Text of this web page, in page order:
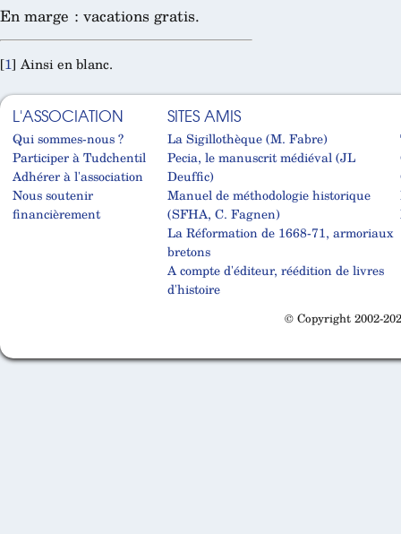
En marge : vacations gratis.
[1] Ainsi en blanc.
L'ASSOCIATION
Qui sommes-nous ?
Participer à Tudchentil
Adhérer à l'association
Nous soutenir
financièrement
SITES AMIS
La Sigillothèque (M. Fabre)
Pecia, le manuscrit médiéval (JL
Deuffic)
Manuel de méthodologie historique
(SFHA, C. Fagnen)
La Réformation de 1668-71, armoriaux
bretons
A compte d'éditeur, réédition de livres
d'histoire
© Copyright 2002-